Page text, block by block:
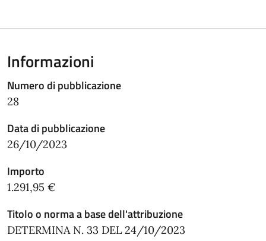
Informazioni
Numero di pubblicazione
28
Data di pubblicazione
26/10/2023
Importo
1.291,95 €
Titolo o norma a base dell'attribuzione
DETERMINA N. 33 DEL 24/10/2023